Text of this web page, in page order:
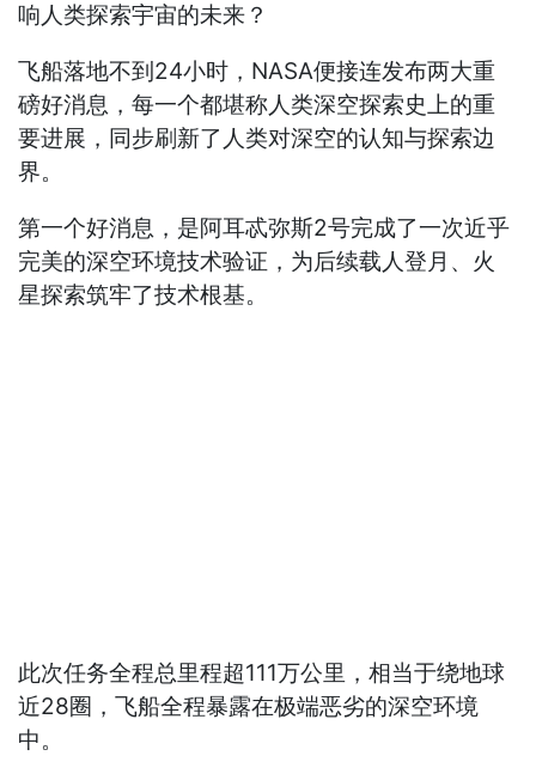
响人类探索宇宙的未来？
飞船落地不到24小时，NASA便接连发布两大重
磅好消息，每一个都堪称人类深空探索史上的重
要进展，同步刷新了人类对深空的认知与探索边
界。
第一个好消息，是阿耳忒弥斯2号完成了一次近乎
完美的深空环境技术验证，为后续载人登月、火
星探索筑牢了技术根基。
此次任务全程总里程超111万公里，相当于绕地球
近28圈，飞船全程暴露在极端恶劣的深空环境
中。